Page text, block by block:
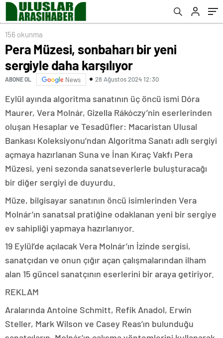
156 okunma
Pera Müzesi, sonbaharı bir yeni
sergiyle daha karşılıyor
ABONE OL News 28 Ağustos 2024 12:30
Eylül ayında algoritma sanatının üç öncü ismi Dóra
Maurer, Vera Molnár, Gizella Rákóczy’nin eserlerinden
oluşan Hesaplar ve Tesadüfler: Macaristan Ulusal
Bankası Koleksiyonu’ndan Algoritma Sanatı adlı sergiyi
açmaya hazırlanan Suna ve İnan Kıraç Vakfı Pera
Müzesi, yeni sezonda sanatseverlerle buluşturacağı
bir diğer sergiyi de duyurdu.
Müze, bilgisayar sanatının öncü isimlerinden Vera
Molnár’ın sanatsal pratiğine odaklanan yeni bir sergiye
ev sahipliği yapmaya hazırlanıyor.
19 Eylül’de açılacak Vera Molnár’ın İzinde sergisi,
sanatçıdan ve onun çığır açan çalışmalarından ilham
alan 15 güncel sanatçının eserlerini bir araya getiriyor.
REKLAM
Aralarında Antoine Schmitt, Refik Anadol, Erwin
Steller, Mark Wilson ve Casey Reas’ın bulunduğu